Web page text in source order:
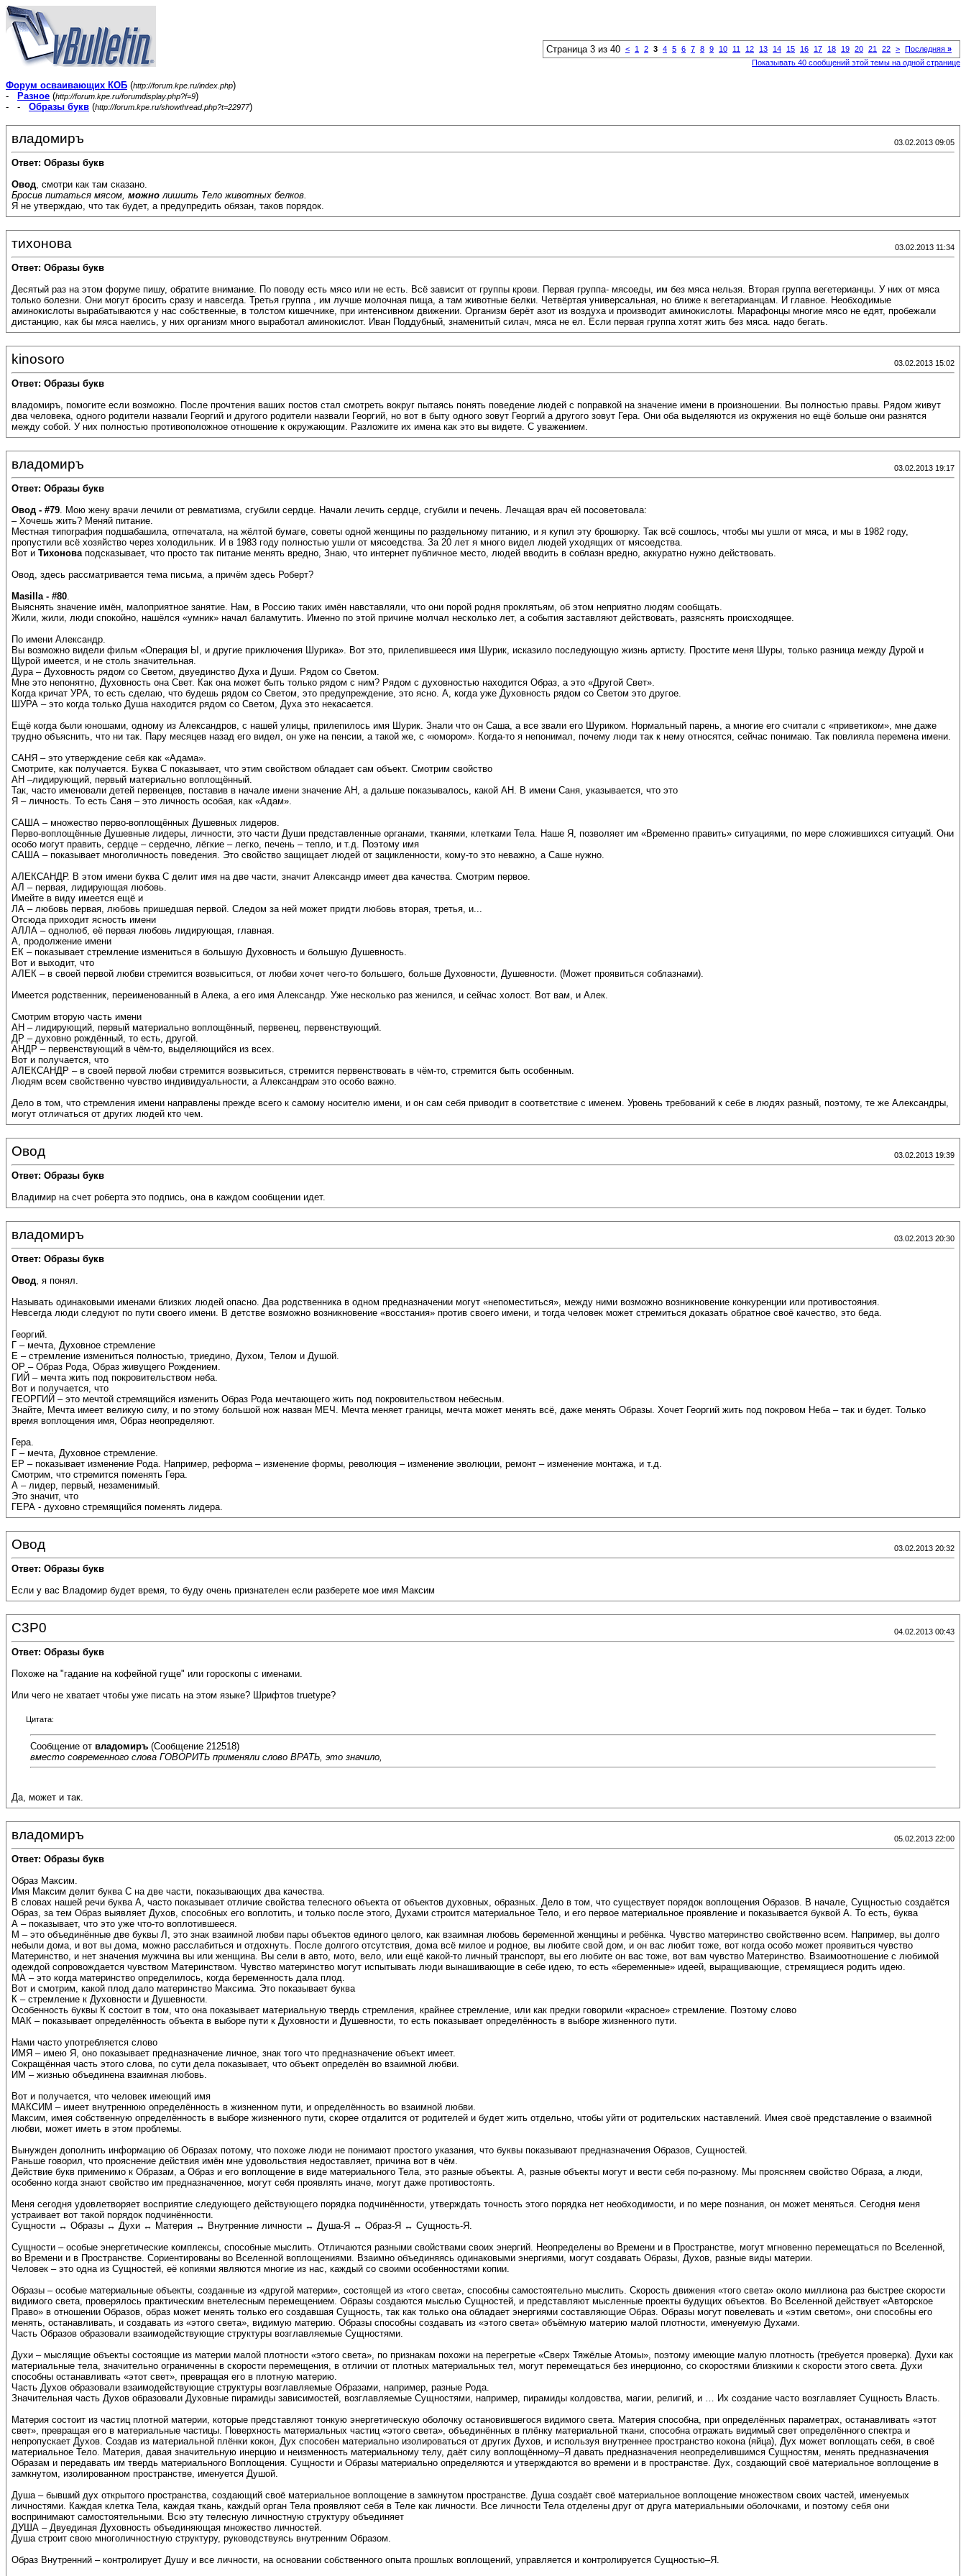
Страница 3 из 40 < 1 2 3 4 5 6 7 8 9 10 11 12 13 14 15 16 17 18 19 20 21 22 > Последняя »
Показывать 40 сообщений этой темы на одной странице
Форум осваивающих КОБ (http://forum.kpe.ru/index.php)
-
Разное (http://forum.kpe.ru/forumdisplay.php?f=9)
- - Образы букв (http://forum.kpe.ru/showthread.php?t=22977)
владомиръ 03.02.2013 09:05
Ответ: Образы букв
Овод, смотри как там сказано.
Бросив питаться мясом, можно лишить Тело животных белков.
Я не утверждаю, что так будет, а предупредить обязан, таков порядок.
тихонова 03.02.2013 11:34
Ответ: Образы букв
Десятый раз на этом форуме пишу, обратите внимание. По поводу есть мясо или не есть. Всё зависит от группы крови. Первая группа- мясоеды, им без мяса нельзя. Вторая группа вегетерианцы. У них от мяса
только болезни. Они могут бросить сразу и навсегда. Третья группа , им лучше молочная пища, а там животные белки. Четвёртая универсальная, но ближе к вегетарианцам. И главное. Необходимые
аминокислоты вырабатываются у нас собственные, в толстом кишечнике, при интенсивном движении. Организм берёт азот из воздуха и производит аминокислоты. Марафонцы многие мясо не едят, пробежали
дистанцию, как бы мяса наелись, у них организм много выработал аминокислот. Иван Поддубный, знаменитый силач, мяса не ел. Если первая группа хотят жить без мяса. надо бегать.
kinosoro 03.02.2013 15:02
Ответ: Образы букв
владомиръ, помогите если возможно. После прочтения ваших постов стал смотреть вокруг пытаясь понять поведение людей с поправкой на значение имени в произношении. Вы полностью правы. Рядом живут
два человека, одного родители назвали Георгий и другого родители назвали Георгий, но вот в быту одного зовут Георгий а другого зовут Гера. Они оба выделяются из окружения но ещё больше они разнятся
между собой. У них полностью противоположное отношение к окружающим. Разложите их имена как это вы видете. С уважением.
владомиръ 03.02.2013 19:17
Ответ: Образы букв
Овод - #79. Мою жену врачи лечили от ревматизма, сгубили сердце. Начали лечить сердце, сгубили и печень. Лечащая врач ей посоветовала:
– Хочешь жить? Меняй питание.
Местная типография подшабашила, отпечатала, на жёлтой бумаге, советы одной женщины по раздельному питанию, и я купил эту брошюрку. Так всё сошлось, чтобы мы ушли от мяса, и мы в 1982 году,
пропустили всё хозяйство через холодильник. И в 1983 году полностью ушли от мясоедства. За 20 лет я много видел людей уходящих от мясоедства.
Вот и Тихоноваподсказывает, что просто так питание менять вредно, Знаю, что интернет публичное место, людей вводить в соблазн вредно, аккуратно нужно действовать.
Овод, здесь рассматривается тема письма, а причём здесь Роберт?
Masilla - #80.
Выяснять значение имён, малоприятное занятие. Нам, в Россию таких имён навставляли, что они порой родня проклятьям, об этом неприятно людям сообщать.
Жили, жили, люди спокойно, нашёлся «умник» начал баламутить. Именно по этой причине молчал несколько лет, а события заставляют действовать, разяснять происходящее.
По имени Александр.
Вы возможно видели фильм «Операция Ы, и другие приключения Шурика». Вот это, прилепившееся имя Шурик, исказило последующую жизнь артисту. Простите меня Шуры, только разница между Дурой и
Щурой имеется, и не столь значительная.
Дура – Духовность рядом со Светом, двуединство Духа и Души. Рядом со Светом.
Мне это непонятно, Духовность она Свет. Как она может быть только рядом с ним? Рядом с духовностью находится Образ, а это «Другой Свет».
Когда кричат УРА, то есть сделаю, что будешь рядом со Светом, это предупреждение, это ясно. А, когда уже Духовность рядом со Светом это другое.
ШУРА – это когда только Душа находится рядом со Светом, Духа это некасается.
Ещё когда были юношами, одному из Александров, с нашей улицы, прилепилось имя Шурик. Знали что он Саша, а все звали его Шуриком. Нормальный парень, а многие его считали с «приветиком», мне даже
трудно объяснить, что ни так. Пару месяцев назад его видел, он уже на пенсии, а такой же, с «юмором». Когда-то я непонимал, почему люди так к нему относятся, сейчас понимаю. Так повлияла перемена имени.
САНЯ – это утверждение себя как «Адама».
Смотрите, как получается. Буква С показывает, что этим свойством обладает сам объект. Смотрим свойство
АН –лидирующий, первый материально воплощённый.
Так, часто именовали детей первенцев, поставив в начале имени значение АН, а дальше показывалось, какой АН. В имени Саня, указывается, что это
Я – личность. То есть Саня – это личность особая, как «Адам».
САША – множество перво-воплощённых Душевных лидеров.
Перво-воплощённые Душевные лидеры, личности, это части Души представленные органами, тканями, клетками Тела. Наше Я, позволяет им «Временно править» ситуациями, по мере сложившихся ситуаций. Они
особо могут править, сердце – сердечно, лёгкие – легко, печень – тепло, и т.д. Поэтому имя
САША – показывает многоличность поведения. Это свойство защищает людей от зацикленности, кому-то это неважно, а Саше нужно.
АЛЕКСАНДР. В этом имени буква С делит имя на две части, значит Александр имеет два качества. Смотрим первое.
АЛ – первая, лидирующая любовь.
Имейте в виду имеется ещё и
ЛА – любовь первая, любовь пришедшая первой. Следом за ней может придти любовь вторая, третья, и...
Отсюда приходит ясность имени
АЛЛА – однолюб, её первая любовь лидирующая, главная.
А, продолжение имени
ЕК – показывает стремление измениться в большую Духовность и большую Душевность.
Вот и выходит, что
АЛЕК – в своей первой любви стремится возвыситься, от любви хочет чего-то большего, больше Духовности, Душевности. (Может проявиться соблазнами).
Имеется родственник, переименованный в Алека, а его имя Александр. Уже несколько раз женился, и сейчас холост. Вот вам, и Алек.
Смотрим вторую часть имени
АН – лидирующий, первый материально воплощённый, первенец, первенствующий.
ДР – духовно рождённый, то есть, другой.
АНДР – первенствующий в чём-то, выделяющийся из всех.
Вот и получается, что
АЛЕКСАНДР – в своей первой любви стремится возвыситься, стремится первенствовать в чём-то, стремится быть особенным.
Людям всем свойственно чувство индивидуальности, а Александрам это особо важно.
Дело в том, что стремления имени направлены прежде всего к самому носителю имени, и он сам себя приводит в соответствие с именем. Уровень требований к себе в людях разный, поэтому, те же Александры,
могут отличаться от других людей кто чем.
Овод 03.02.2013 19:39
Ответ: Образы букв
Владимир на счет роберта это подпись, она в каждом сообщении идет.
владомиръ 03.02.2013 20:30
Ответ: Образы букв
Овод, я понял.
Называть одинаковыми именами близких людей опасно. Два родственника в одном предназначении могут «непоместиться», между ними возможно возникновение конкуренции или противостояния.
Невсегда люди следуют по пути своего имени. В детстве возможно возникновение «восстания» против своего имени, и тогда человек может стремиться доказать обратное своё качество, это беда.
Георгий.
Г – мечта, Духовное стремление
Е – стремление измениться полностью, триедино, Духом, Телом и Душой.
ОР – Образ Рода, Образ живущего Рождением.
ГИЙ – мечта жить под покровительством неба.
Вот и получается, что
ГЕОРГИЙ – это мечтой стремящийся изменить Образ Рода мечтающего жить под покровительством небесным.
Знайте, Мечта имеет великую силу, и по этому большой нож назван МЕЧ. Мечта меняет границы, мечта может менять всё, даже менять Образы. Хочет Георгий жить под покровом Неба – так и будет. Только
время воплощения имя, Образ неопределяют.
Гера.
Г – мечта, Духовное стремление.
ЕР – показывает изменение Рода. Например, реформа – изменение формы, революция – изменение эволюции, ремонт – изменение монтажа, и т.д.
Смотрим, что стремится поменять Гера.
А – лидер, первый, незаменимый.
Это значит, что
ГЕРА - духовно стремящийся поменять лидера.
Овод 03.02.2013 20:32
Ответ: Образы букв
Если у вас Владомир будет время, то буду очень признателен если разберете мое имя Максим
C3P0 04.02.2013 00:43
Ответ: Образы букв
Похоже на "гадание на кофейной гуще" или гороскопы с именами.
Или чего не хватает чтобы уже писать на этом языке? Шрифтов truetype?
Цитата:
Сообщение от владомиръ (Сообщение 212518)
вместо современного слова ГОВОРИТЬ применяли слово ВРАТЬ, это значило,
Да, может и так.
владомиръ 05.02.2013 22:00
Ответ: Образы букв
Образ Максим.
Имя Максим делит буква С на две части, показывающих два качества.
В словах нашей речи буква А, часто показывает отличие свойства телесного объекта от объектов духовных, образных. Дело в том, что существует порядок воплощения Образов. В начале, Сущностью создаётся
Образ, за тем Образ выявляет Духов, способных его воплотить, и только после этого, Духами строится материальное Тело, и его первое материальное проявление и показывается буквой А. То есть, буква
А – показывает, что это уже что-то воплотившееся.
М – это объединённые две буквы Л, это знак взаимной любви пары объектов единого целого, как взаимная любовь беременной женщины и ребёнка. Чувство материнство свойственно всем. Например, вы долго
небыли дома, и вот вы дома, можно расслабиться и отдохнуть. После долгого отсутствия, дома всё милое и родное, вы любите свой дом, и он вас любит тоже, вот когда особо может проявиться чувство
Материнство, и нет значения мужчина вы или женщина. Вы сели в авто, мото, вело, или ещё какой-то личный транспорт, вы его любите он вас тоже, вот вам чувство Материнство. Взаимоотношение с любимой
одеждой сопровождается чувством Материнством. Чувство материнство могут испытывать люди вынашивающие в себе идею, то есть «беременные» идеей, выращивающие, стремящиеся родить идею.
МА – это когда материнство определилось, когда беременность дала плод.
Вот и смотрим, какой плод дало материнство Максима. Это показывает буква
К – стремление к Духовности и Душевности.
Особенность буквы К состоит в том, что она показывает материальную твердь стремления, крайнее стремление, или как предки говорили «красное» стремление. Поэтому слово
МАК – показывает определённость объекта в выборе пути к Духовности и Душевности, то есть показывает определённость в выборе жизненного пути.
Нами часто употребляется слово
ИМЯ – имею Я, оно показывает предназначение личное, знак того что предназначение объект имеет.
Сокращённая часть этого слова, по сути дела показывает, что объект определён во взаимной любви.
ИМ – жизнью объединена взаимная любовь.
Вот и получается, что человек имеющий имя
МАКСИМ – имеет внутреннюю определённость в жизненном пути, и определённость во взаимной любви.
Максим, имея собственную определённость в выборе жизненного пути, скорее отдалится от родителей и будет жить отдельно, чтобы уйти от родительских наставлений. Имея своё представление о взаимной
любви, может иметь в этом проблемы.
Вынужден дополнить информацию об Образах потому, что похоже люди не понимают простого указания, что буквы показывают предназначения Образов, Сущностей.
Раньше говорил, что прояснение действия имён мне удовольствия недоставляет, причина вот в чём.
Действие букв применимо к Образам, а Образ и его воплощение в виде материального Тела, это разные объекты. А, разные объекты могут и вести себя по-разному. Мы проясняем свойство Образа, а люди,
особенно когда знают свойство им предназначенное, могут себя проявлять иначе, могут даже противостоять.
Меня сегодня удовлетворяет восприятие следующего действующего порядка подчинённости, утверждать точность этого порядка нет необходимости, и по мере познания, он может меняться. Сегодня меня
устраивает вот такой порядок подчинённости.
Сущности ↔ Образы ↔ Духи ↔ Материя ↔ Внутренние личности ↔ Душа-Я ↔ Образ-Я ↔ Сущность-Я.
Сущности – особые энергетические комплексы, способные мыслить. Отличаются разными свойствами своих энергий. Неопределены во Времени и в Пространстве, могут мгновенно перемещаться по Вселенной,
во Времени и в Пространстве. Сориентированы во Вселенной воплощениями. Взаимно объединяясь одинаковыми энергиями, могут создавать Образы, Духов, разные виды материи.
Человек – это одна из Сущностей, её копиями являются многие из нас, каждый со своими особенностями копии.
Образы – особые материальные объекты, созданные из «другой материи», состоящей из «того света», способны самостоятельно мыслить. Скорость движения «того света» около миллиона раз быстрее скорости
видимого света, проверялось практическим внетелесным перемещением. Образы создаются мыслью Сущностей, и представляют мысленные проекты будущих объектов. Во Вселенной действует «Авторское
Право» в отношении Образов, образ может менять только его создавшая Сущность, так как только она обладает энергиями составляющие Образ. Образы могут повелевать и «этим светом», они способны его
менять, останавливать, и создавать из «этого света», видимую материю. Образы способны создавать из «этого света» объёмную материю малой плотности, именуемую Духами.
Часть Образов образовали взаимодействующие структуры возглавляемые Сущностями.
Духи – мыслящие объекты состоящие из материи малой плотности «этого света», по признакам похожи на перегретые «Сверх Тяжёлые Атомы», поэтому имеющие малую плотность (требуется проверка). Духи как
материальные тела, значительно ограниченны в скорости перемещения, в отличии от плотных материальных тел, могут перемещаться без инерционно, со скоростями близкими к скорости этого света. Духи
способны останавливать «этот свет», превращая его в плотную материю.
Часть Духов образовали взаимодействующие структуры возглавляемые Образами, например, разные Рода.
Значительная часть Духов образовали Духовные пирамиды зависимостей, возглавляемые Сущностями, например, пирамиды колдовства, магии, религий, и … Их создание часто возглавляет Сущность Власть.
Материя состоит из частиц плотной материи, которые представляют тонкую энергетическую оболочку остановившегося видимого света. Материя способна, при определённых параметрах, останавливать «этот
свет», превращая его в материальные частицы. Поверхность материальных частиц «этого света», объединённых в плёнку материальной ткани, способна отражать видимый свет определённого спектра и
непропускает Духов. Создав из материальной плёнки кокон, Дух способен материально изолироваться от других Духов, и используя внутреннее пространство кокона (яйца), Дух может воплощать себя, в своё
материальное Тело. Материя, давая значительную инерцию и неизменность материальному телу, даёт силу воплощённому–Я давать предназначения неопределившимся Сущностям, менять предназначения
Образам и передавать им твердь материального Воплощения. Сущности и Образы материально определяются и утверждаются во времени и в пространстве. Дух, создающий своё материальное воплощение в
замкнутом, изолированном пространстве, именуется Душой.
Душа – бывший дух открытого пространства, создающий своё материальное воплощение в замкнутом пространстве. Душа создаёт своё материальное воплощение множеством своих частей, именуемых
личностями. Каждая клетка Тела, каждая ткань, каждый орган Тела проявляют себя в Теле как личности. Все личности Тела отделены друг от друга материальными оболочками, и поэтому себя они
воспринимают самостоятельными. Всю эту телесную личностную структуру объединяет
ДУША – Двуединая Духовность объединяющая множество личностей.
Душа строит свою многоличностную структуру, руководствуясь внутренним Образом.
Образ Внутренний – контролирует Душу и все личности, на основании собственного опыта прошлых воплощений, управляется и контролируется Сущностью–Я.